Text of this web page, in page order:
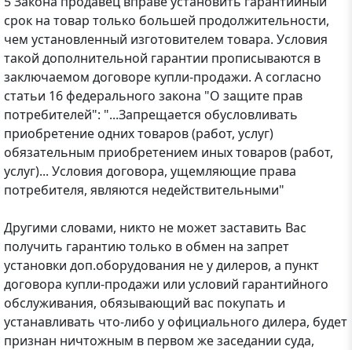
срок на товар только большей продолжительности,
чем установленный изготовителем товара. Условия
такой дополнительной гарантии прописываются в
заключаемом договоре купли-продажи. А согласно
статьи 16 федерального закона "О защите прав
потребителей": "...Запрещается обусловливать
приобретение одних товаров (работ, услуг)
обязательным приобретением иных товаров (работ,
услуг)... Условия договора, ущемляющие права
потребителя, являются недействительными"
Другими словами, никто не может заставить Вас
получить гарантию только в обмен на запрет
установки доп.оборудования не у дилеров, а пункт
договора купли-продажи или условий гарантийного
обслуживания, обязывающий вас покупать и
устанавливать что-либо у официального дилера, будет
признан ничтожным в первом же заседании суда,